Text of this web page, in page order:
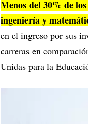
Menos del 30% de
ingeniería y
en el ingreso por sus
carreras en
Unidas para la